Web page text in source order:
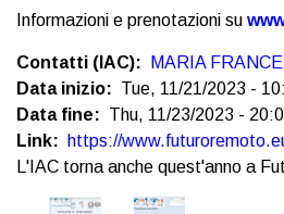
Informazioni e prenotazioni su
Contatti (IAC)
MARIA
Data inizio
Tue, 11/21/2023 -
Data fine
Thu, 11/23/2023 -
Link
https://
L'IAC torna anche quest'anno a